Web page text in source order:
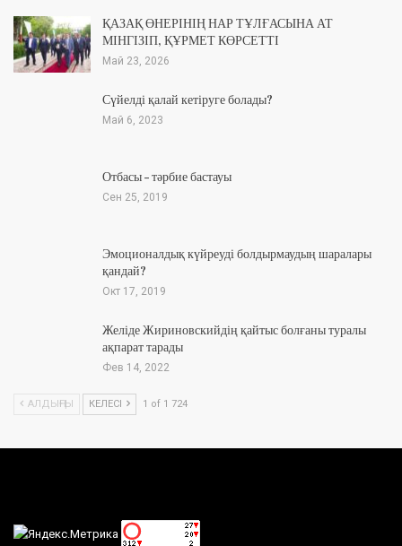
ҚАЗАҚ ӨНЕРІНІҢ НАР ТҰЛҒАСЫНА АТ
МІНГІЗІП, ҚҰРМЕТ КӨРСЕТТІ
Май 23, 2026
Сүйелді қалай кетіруге болады?
Май 6, 2023
Отбасы – тәрбие бастауы
Сен 25, 2019
Эмоционалдық күйреуді болдырмаудың шаралары
қандай?
Окт 17, 2019
Желіде Жириновскийдің қайтыс болғаны туралы
ақпарат тарады
Фев 14, 2022
АЛДЫҢҒЫ КЕЛЕСІ 1 of 1 724